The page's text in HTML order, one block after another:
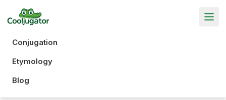
Conjugation
Etymology
Blog